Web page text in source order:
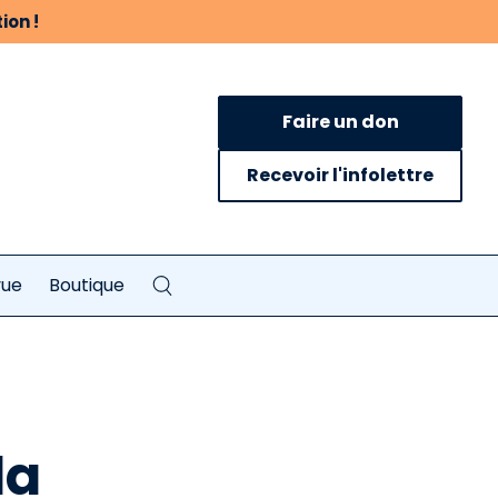
!
Faire un don
Recevoir l'infolettre
Boutique